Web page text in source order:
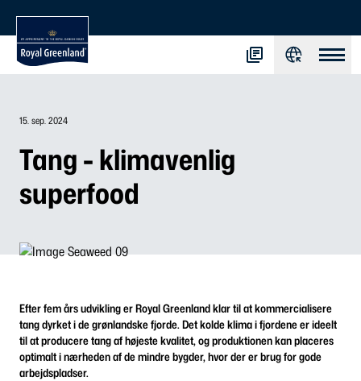
15. sep. 2024
Tang - klimavenlig
superfood
Efter fem års udvikling er Royal Greenland klar til at kommercialisere
tang dyrket i de grønlandske fjorde. Det kolde klima i fjordene er ideelt
til at producere tang af højeste kvalitet, og produktionen kan placeres
optimalt i nærheden af de mindre bygder, hvor der er brug for gode
arbejdspladser.